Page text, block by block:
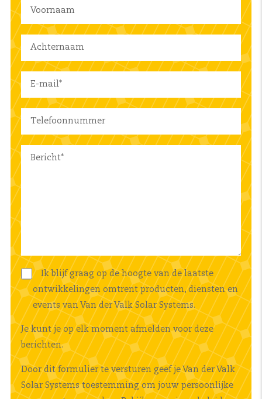
Ik blijf graag op de hoogte van de laatste
ontwikkelingen omtrent producten, diensten en
events van Van der Valk Solar Systems.
Je kunt je op elk moment afmelden voor deze
berichten.
Door dit formulier te versturen geef je Van der Valk
Solar Systems toestemming om jouw persoonlijke